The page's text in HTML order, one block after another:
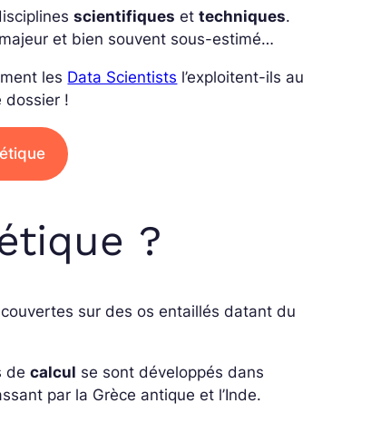
scientifiques ettechniques.
et bien souvent sous-estimé…
les Data Scientists l’exploitent-ils au
dossier !
?
sur des os entaillés datant du
decalcul se sont développés dans
par la Grèce antique et l’Inde.